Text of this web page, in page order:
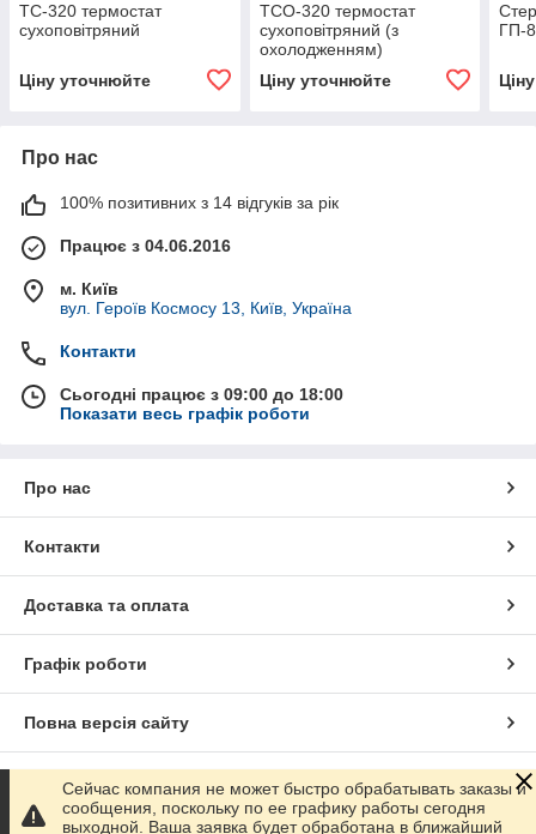
ТС-320 термостат
сухоповітряний
Ціну уточнюйте
ТСО-320 термостат
сухоповітряний (з
охолодженням)
Ціну уточнюйте
ГП-
Про нас
100% позитивних з 14 відгуків за рік
Працює з 04.06.2016
м. Київ
вул. Героїв Космосу 13, Київ, Україна
Контакти
Сьогодні працює з 09:00 до 18:00
Показати весь графік роботи
Про нас
Контакти
Доставка та оплата
Графік роботи
Повна версія сайту
Сайт створено на маркетплейсі Prom.ua
Сейчас компания не может быстро обрабатывать заказы и
сообщения, поскольку по ее графику работы сегодня
выходной. Ваша заявка будет обработана в ближайший